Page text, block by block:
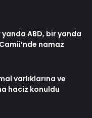
ABD, bir yanda
namaz
varlıklarına ve
haciz konuldu